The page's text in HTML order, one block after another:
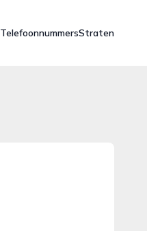
TelefoonnummersStraten